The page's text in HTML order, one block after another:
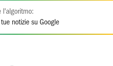
l'algoritmo:
notizie su Google